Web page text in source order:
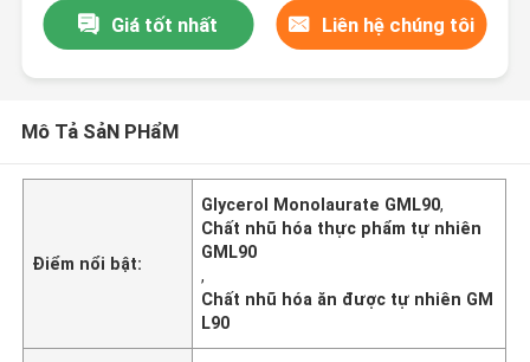
Giá tốt nhất Liên hệ chúng tôi
Mô Tả SảN PHẩM
Điểm nổi bật:
Glycerol Monolaurate GML90,
Chất nhũ hóa thực phẩm tự nhiên
GML90
,
Chất nhũ hóa ăn được tự nhiên GM
L90